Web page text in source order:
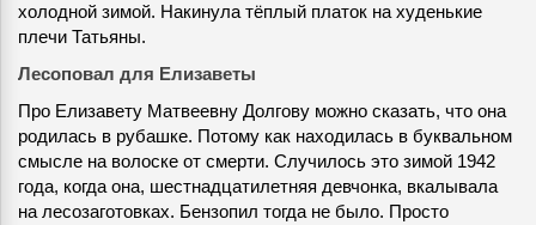
холодной зимой. Накинула тёплый платок на худенькие
плечи Татьяны.
Лесоповал для Елизаветы
Про Елизавету Матвеевну Долгову можно сказать, что она
родилась в рубашке. Потому как находилась в буквальном
смысле на волоске от смерти. Случилось это зимой 1942
года, когда она, шестнадцатилетняя девчонка, вкалывала
на лесозаготовках. Бензопил тогда не было. Просто